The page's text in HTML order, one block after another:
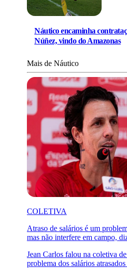
Náutico encaminha
Núñez, vindo do Amazonas
Mais de Náutico
COLETIVA
Atraso de salários é um
mas não interfere em campo,
Jean Carlos falou na coletiva
problema dos salários